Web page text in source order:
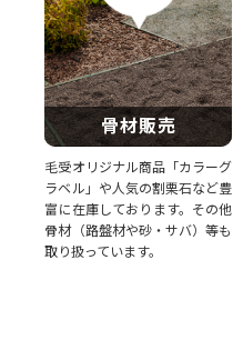
骨材販売
毛受オリジナル商品「カラーグ
ラベル」や人気の割栗石など豊
富に在庫しております。その他
骨材（路盤材や砂・サバ）等も
取り扱っています。